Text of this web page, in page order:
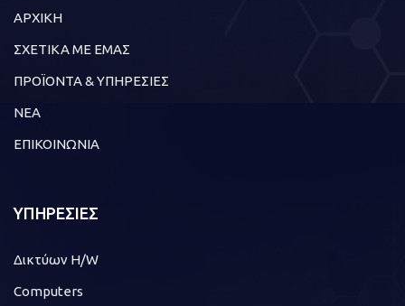
ΑΡΧΙΚΗ
ΣΧΕΤΙΚΑ ΜΕ ΕΜΑΣ
ΠΡΟΪΟΝΤΑ & ΥΠΗΡΕΣΙΕΣ
ΝΕΑ
ΕΠΙΚΟΙΝΩΝΙΑ
ΥΠΗΡΕΣΙΕΣ
Δικτύων H/W
Computers